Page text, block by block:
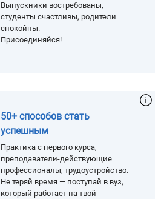
Выпускники востребованы,
студенты счастливы, родители
спокойны.
Присоединяйся!
50+ способов стать
успешным
Практика с первого курса,
преподаватели-действующие
профессионалы, трудоустройство.
Не теряй время — поступай в вуз,
который работает на твой